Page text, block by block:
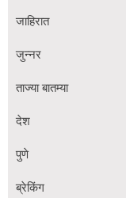
जाहिरात
जुन्नर
ताज्या बातम्या
देश
पुणे
ब्रेकिंग